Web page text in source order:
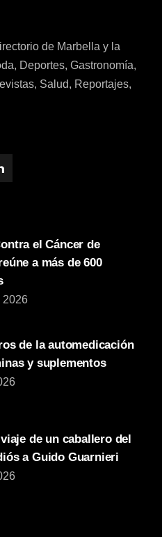
de Marbella y la
Deportes, Gastronomía,
Salud, Reportajes,
el Cáncer de
a más de 600
2026
de la automedicación
y suplementos
de un caballero del
a Guido Guarnieri